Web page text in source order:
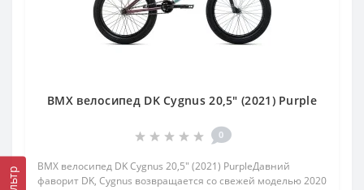
BMX велосипед DK Cygnus 20,5" (2021) Purple
0
BMX велосипед DK Cygnus 20,5" (2021) PurpleДавний
фаворит DK, Cygnus возвращается со свежей моделью 2020